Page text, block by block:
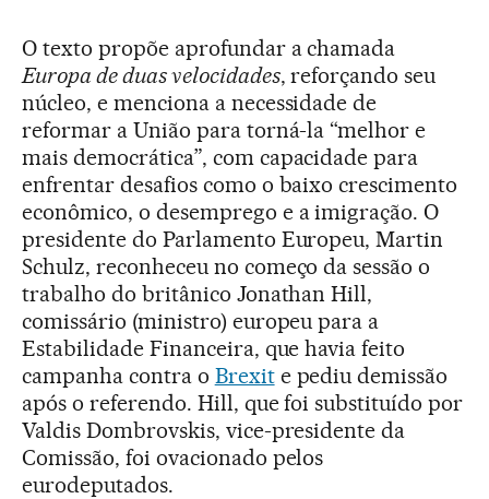
O texto propõe aprofundar a chamada
Europa de duas velocidades, reforçando seu
núcleo, e menciona a necessidade de
reformar a União para torná-la “melhor e
mais democrática”, com capacidade para
enfrentar desafios como o baixo crescimento
econômico, o desemprego e a imigração. O
presidente do Parlamento Europeu, Martin
Schulz, reconheceu no começo da sessão o
trabalho do britânico Jonathan Hill,
comissário (ministro) europeu para a
Estabilidade Financeira, que havia feito
campanha contra o Brexite pediu demissão
após o referendo. Hill, que foi substituído por
Valdis Dombrovskis, vice-presidente da
Comissão, foi ovacionado pelos
eurodeputados.